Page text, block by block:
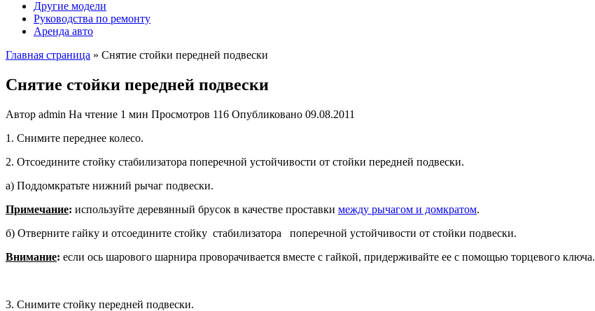
Другие модели
Руководства по ремонту
Аренда авто
Главная страница » Снятие стойки передней подвески
Снятие стойки передней подвески
Автор admin На чтение 1 мин Просмотров 116 Опубликовано 09.08.2011
1. Снимите переднее колесо.
2. Отсоедините стойку стабилизатора поперечной устойчивости от стойки передней подвески.
а) Поддомкратьте нижний рычаг подвески.
Примечание: используйте деревян­ный брусок в качестве проставки между рычагом и домкратом.
б) Отверните гайку и отсоедините стойку стабилизатора поперечной устойчивости от стойки подвески.
Внимание: если ось шарового шарни­ра проворачивается вместе с гайкой, придерживайте ее с помощью тор­цевого ключа.
3. Снимите стойку передней подвески.